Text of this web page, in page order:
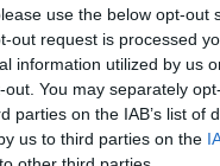
use the below opt-out
out request is processed
information utilized by us
You may separately
parties on the IAB’s list of
us to third parties on the